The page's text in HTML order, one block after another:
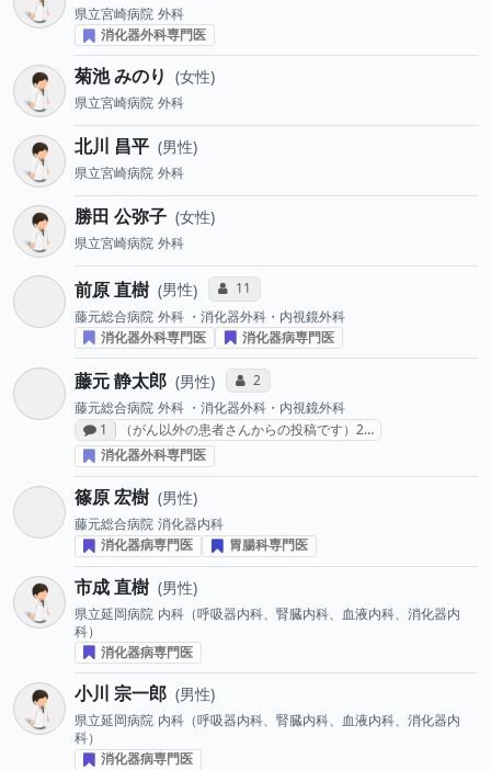
県立宮崎病院 外科
消化器外科専門医
菊池 みのり 女性
県立宮崎病院 外科
北川 昌平 男性
県立宮崎病院 外科
勝田 公弥子 女性
県立宮崎病院 外科
前原 直樹 男性 コミュニケーション・タイプ投票数
11
藤元総合病院 外科 ・消化器外科・内視鏡外科
消化器外科専門医
消化器病専門医
藤元 静太郎 男性 コミュニケーション・タイプ投票数
2
藤元総合病院 外科 ・消化器外科・内視鏡外科
感想投稿数
1
（がん以外の患者さんからの投稿です）2…
消化器外科専門医
篠原 宏樹 男性
藤元総合病院 消化器内科
消化器病専門医
胃腸科専門医
市成 直樹 男性
県立延岡病院 内科（呼吸器内科、腎臓内科、血液内科、消化器内
科）
消化器病専門医
小川 宗一郎 男性
県立延岡病院 内科（呼吸器内科、腎臓内科、血液内科、消化器内
科）
消化器病専門医